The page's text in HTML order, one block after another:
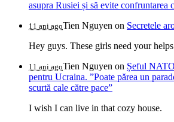
asupra Rusiei și să evite confruntarea
11 ani agoTien Nguyen on Secretele
Hey guys. These girls need your
11 ani agoTien Nguyen on Șeful
pentru Ucraina. ”Poate părea un
scurtă cale către pace”
I wish I can live in that cozy house.